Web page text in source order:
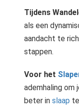
Tijdens
als een
aandacht te
stappen.
Voor het
ademhaling
beter in slaap